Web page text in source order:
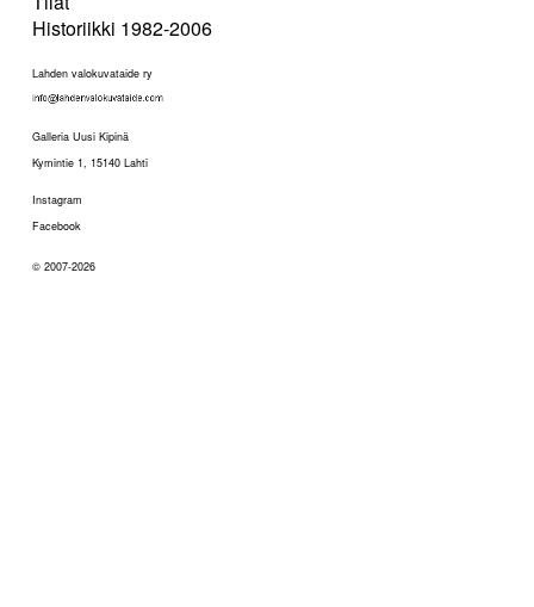
Historiikki 1982-2006
Lahden valokuvataide ry
Galleria Uusi Kipinä
Kymintie 1, 15140 Lahti
Instagram
Facebook
© 2007-2026